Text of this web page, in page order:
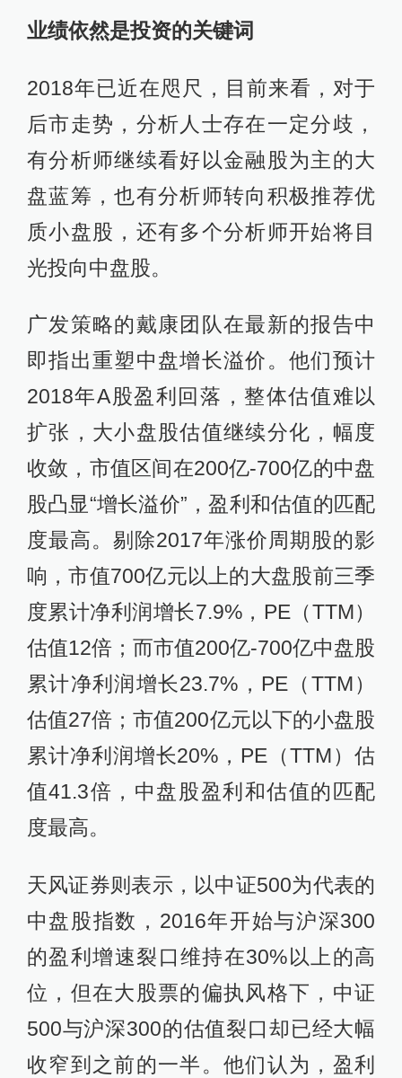
业绩依然是投资的关键词
2018年已近在咫尺，目前来看，对于
后市走势，分析人士存在一定分歧，
有分析师继续看好以金融股为主的大
盘蓝筹，也有分析师转向积极推荐优
质小盘股，还有多个分析师开始将目
光投向中盘股。
广发策略的戴康团队在最新的报告中
即指出重塑中盘增长溢价。他们预计
2018年A股盈利回落，整体估值难以
扩张，大小盘股估值继续分化，幅度
收敛，市值区间在200亿-700亿的中盘
股凸显“增长溢价”，盈利和估值的匹配
度最高。剔除2017年涨价周期股的影
响，市值700亿元以上的大盘股前三季
度累计净利润增长7.9%，PE（TTM）
估值12倍；而市值200亿-700亿中盘股
累计净利润增长23.7%，PE（TTM）
估值27倍；市值200亿元以下的小盘股
累计净利润增长20%，PE（TTM）估
值41.3倍，中盘股盈利和估值的匹配
度最高。
天风证券则表示，以中证500为代表的
中盘股指数，2016年开始与沪深300
的盈利增速裂口维持在30%以上的高
位，但在大股票的偏执风格下，中证
500与沪深300的估值裂口却已经大幅
收窄到之前的一半。他们认为，盈利